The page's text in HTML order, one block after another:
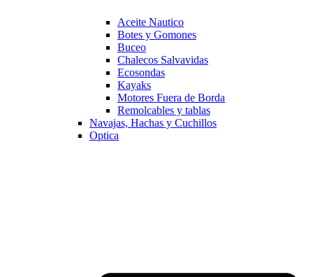
Aceite Nautico
Botes y Gomones
Buceo
Chalecos Salvavidas
Ecosondas
Kayaks
Motores Fuera de Borda
Remolcables y tablas
Navajas, Hachas y Cuchillos
Optica